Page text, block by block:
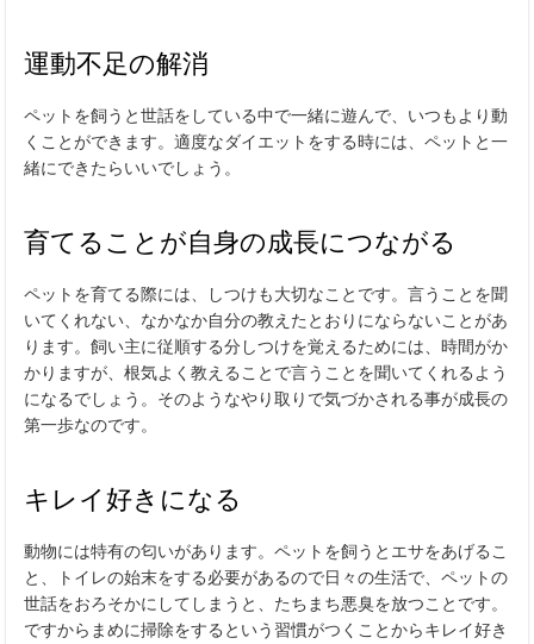
運動不足の解消
ペットを飼うと世話をしている中で一緒に遊んで、いつもより動
くことができます。適度なダイエットをする時には、ペットと一
緒にできたらいいでしょう。
育てることが自身の成長につながる
ペットを育てる際には、しつけも大切なことです。言うことを聞
いてくれない、なかなか自分の教えたとおりにならないことがあ
ります。飼い主に従順する分しつけを覚えるためには、時間がか
かりますが、根気よく教えることで言うことを聞いてくれるよう
になるでしょう。そのようなやり取りで気づかされる事が成長の
第一歩なのです。
キレイ好きになる
動物には特有の匂いがあります。ペットを飼うとエサをあげるこ
と、トイレの始末をする必要があるので日々の生活で、ペットの
世話をおろそかにしてしまうと、たちまち悪臭を放つことです。
ですからまめに掃除をするという習慣がつくことからキレイ好き